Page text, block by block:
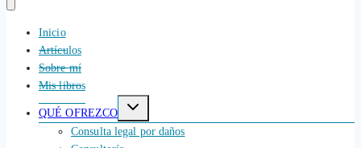
Inicio
Artículos
Sobre mí
Mis libros
QUÉ OFREZCO
Alternar
menú
hijo
Consulta legal por daños